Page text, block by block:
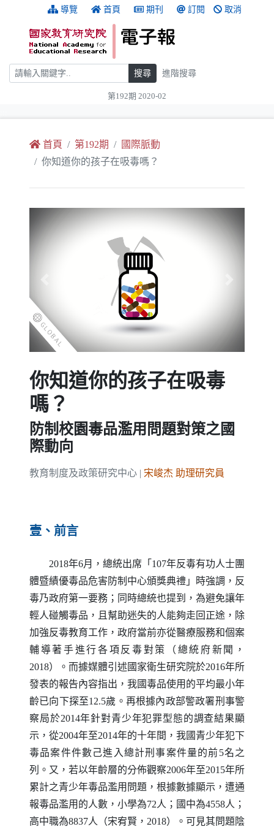
跳到主要內容 導覽 首頁 期刊 訂閱 取消
搜尋 搜尋 進階搜尋
第192期 2020-02
首頁 第192期
國際脈動
你知道你的孩子在吸毒嗎？
你知道你的孩子在吸毒
嗎？
防制校園毒品濫用問題對策之國
際動向
教育制度及政策研究中心 | 宋峻杰 助理研究員
壹、前言
2018年6月，總統出席「107年反毒有功人士團
體暨績優毒品危害防制中心頒獎典禮」時強調，反
毒乃政府第一要務；同時總統也提到，為避免讓年
輕人碰觸毒品，且幫助迷失的人能夠走回正途，除
加強反毒教育工作，政府當前亦從醫療服務和個案
輔導著手進行各項反毒對策（總統府新聞，
2018）。而據媒體引述國家衛生研究院於2016年所
發表的報告內容指出，我國毒品使用的平均最小年
齡已向下探至12.5歲。再根據內政部警政署刑事警
察局於2014年針對青少年犯罪型態的調查結果顯
示，從2004年至2014年的十年間，我國青少年犯下
毒品案件件數己進入總計刑事案件量的前5名之
列。又，若以年齡層的分佈觀察2006年至2015年所
累計之青少年毒品濫用問題，根據數據顯示，遭通
報毒品濫用的人數，小學為72人；國中為4558人；
高中職為8837人（宋宥賢，2018）。可見其問題陰